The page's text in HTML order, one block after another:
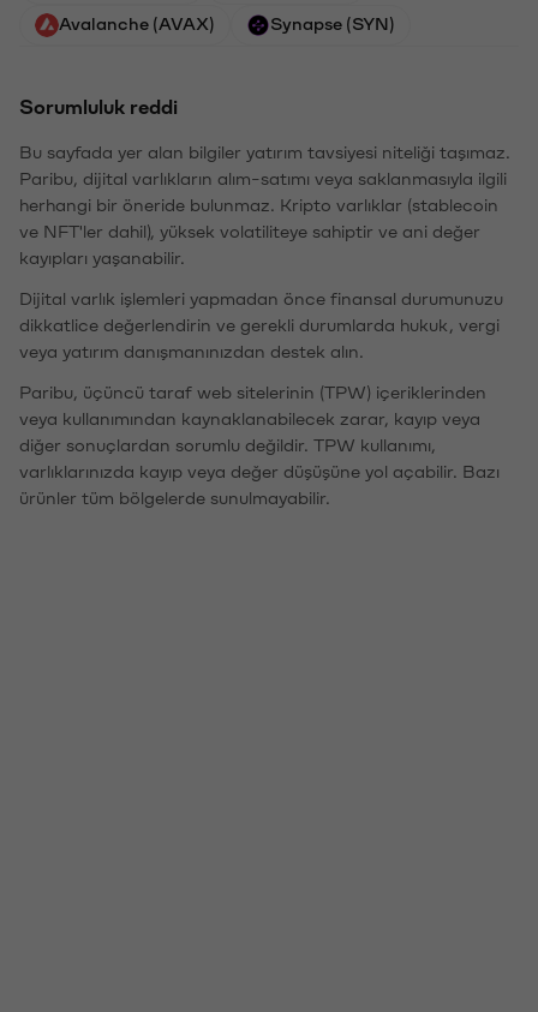
Avalanche (AVAX) Synapse (SYN)
Sorumluluk reddi
Bu sayfada yer alan bilgiler yatırım tavsiyesi niteliği taşımaz.
Paribu, dijital varlıkların alım-satımı veya saklanmasıyla ilgili
herhangi bir öneride bulunmaz. Kripto varlıklar (stablecoin
ve NFT'ler dahil), yüksek volatiliteye sahiptir ve ani değer
kayıpları yaşanabilir.
Dijital varlık işlemleri yapmadan önce finansal durumunuzu
dikkatlice değerlendirin ve gerekli durumlarda hukuk, vergi
veya yatırım danışmanınızdan destek alın.
Paribu, üçüncü taraf web sitelerinin (TPW) içeriklerinden
veya kullanımından kaynaklanabilecek zarar, kayıp veya
diğer sonuçlardan sorumlu değildir. TPW kullanımı,
varlıklarınızda kayıp veya değer düşüşüne yol açabilir. Bazı
ürünler tüm bölgelerde sunulmayabilir.